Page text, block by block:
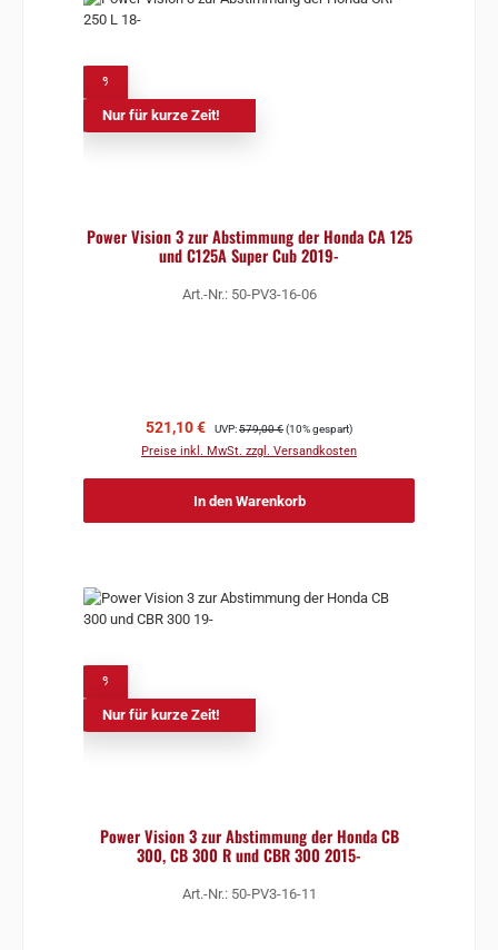
Nur für kurze Zeit!
Power Vision 3 zur Abstimmung der Honda CA 125
und C125A Super Cub 2019-
Art.-Nr.: 50-PV3-16-06
Verkaufspreis:
521,10 € Regulärer Preis:
UVP:579,00 €(10% gespart)
Preise inkl. MwSt. zzgl. Versandkosten
In den Warenkorb
Nur für kurze Zeit!
Power Vision 3 zur Abstimmung der Honda CB
300, CB 300 R und CBR 300 2015-
Art.-Nr.: 50-PV3-16-11